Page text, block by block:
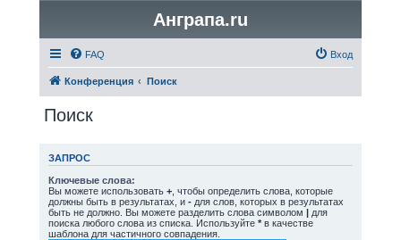
Анграпа.ru
FAQ Вход
Конференция Поиск
Поиск
ЗАПРОС
Ключевые слова:
Вы можете использовать +, чтобы определить слова, которые
должны быть в результатах, и -для слов, которых в результатах
быть не должно. Вы можете разделить слова символом |для
поиска любого слова из списка. Используйте *в качестве
шаблона для частичного совпадения.